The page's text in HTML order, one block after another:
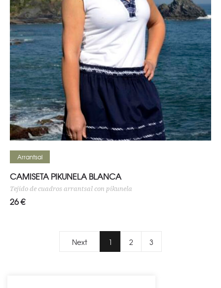
Seleccionar opciones
Arrantsal
CAMISETA PIKUNELA BLANCA
Tejido de cuadros arrantsal con pikunela
26€
Next 1 2 3